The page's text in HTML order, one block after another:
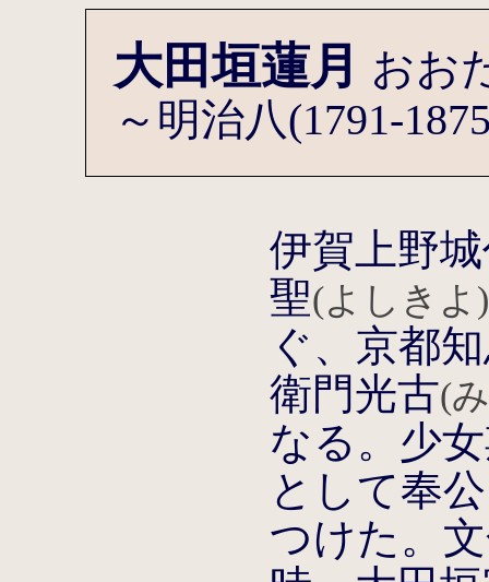
大田垣蓮月
おお
～明治八(1791-
伊賀上野
聖(よしきよ)
ぐ、京都
衛門光古(
なる。少
として奉
つけた。